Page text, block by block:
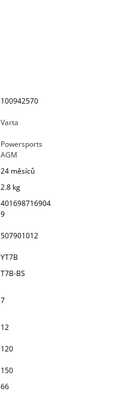
100942570
Varta
Powersports
AGM
24 měsíců
2.8 kg
401698716904
9
507901012
YT7B
T7B-BS
7
12
120
150
66